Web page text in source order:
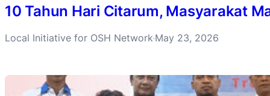
10 Tahun Hari Citarum, Masyarakat
Local Initiative for OSH Network·May 23, 2026